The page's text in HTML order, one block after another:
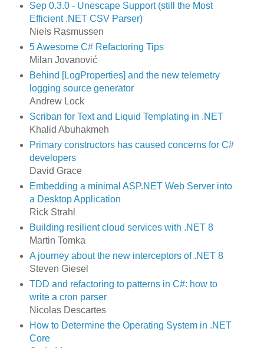
Sep 0.3.0 - Unescape Support (still the Most
Efficient .NET CSV Parser)
Niels Rasmussen
5 Awesome C# Refactoring Tips
Milan Jovanović
Behind [LogProperties] and the new telemetry
logging source generator
Andrew Lock
Scriban for Text and Liquid Templating in .NET
Khalid Abuhakmeh
Primary constructors has caused concerns for C#
developers
David Grace
Embedding a minimal ASP.NET Web Server into
a Desktop Application
Rick Strahl
Building resilient cloud services with .NET 8
Martin Tomka
A journey about the new interceptors of .NET 8
Steven Giesel
TDD and refactoring to patterns in C#: how to
write a cron parser
Nicolas Descartes
How to Determine the Operating System in .NET
Core